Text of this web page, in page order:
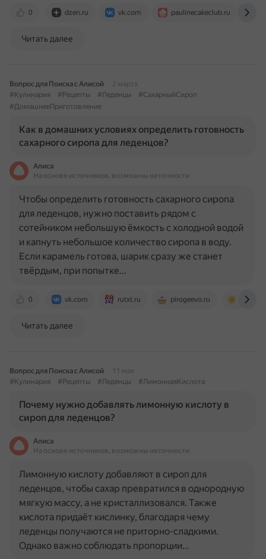
0 dzen.ru vk.com paulinecakeclub.ru
Читать далее
Вопрос для Поиска с Алисой
2 марта
#Кулинария
#Рецепты #Леденцы
#СахарныйСироп
#ДомашнееПриготовление
Как в домашних условиях определить готовность
сахарного сиропа для леденцов?
Алиса
На основе источников, возможны неточности
0 vk.com rutxt.ru pirogeevo.ru
Чтобы определить готовность сахарного сиропа
для леденцов, нужно поставить рядом с
сотейником небольшую ёмкость с холодной водой
и капнуть небольшое количество сиропа в воду.
Если карамель готова, шарик сразу же станет
твёрдым, при попытке…
Читать далее
Вопрос для Поиска с Алисой
11 мая
#Кулинария
#Рецепты #Леденцы #ЛимоннаяКислота
Почему нужно добавлять лимонную кислоту в
сироп для леденцов?
Алиса
На основе источников, возможны неточности
Лимонную кислоту добавляют в сироп для
леденцов, чтобы сахар превратился в однородную
мягкую массу, а не кристаллизовался. Также
кислота придаёт кислинку, благодаря чему
леденцы получаются не приторно-сладкими.
Однако важно соблюдать пропорции…